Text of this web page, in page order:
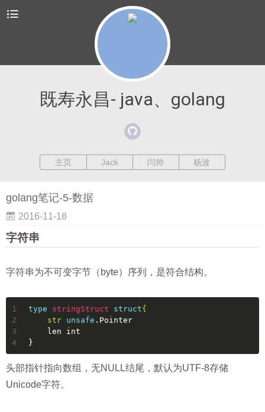
既寿永昌- java、golang
主页 Jack 闫帅 杨波
golang笔记-5-数据
2016-11-18
字符串
字符串为不可变字节（byte）序列，是符合结构。
1
2
3
4
type stringStruct struct{
str unsafe .Pointer
    len int
}
头部指针指向数组，无NULL结尾，默认为UTF-8存储
Unicode字符。